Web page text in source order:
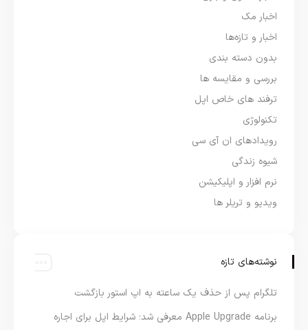
اخبار مک
اخبار و تازه‌ها
بدون دسته بندی
بررسی و مقایسه ها
ترفند های خاص اپل
تکنولوژی
رویدادهای ان آی سی
شیوه زندگی
نرم افزار و اپلیکیشن
ویدیو و تریلر ها
نوشته‌های تازه
تلگرام پس از حذف یک ساعته به اپ استور بازگشت
برنامه Apple Upgrade معرفی شد؛ شرایط اپل برای اجاره